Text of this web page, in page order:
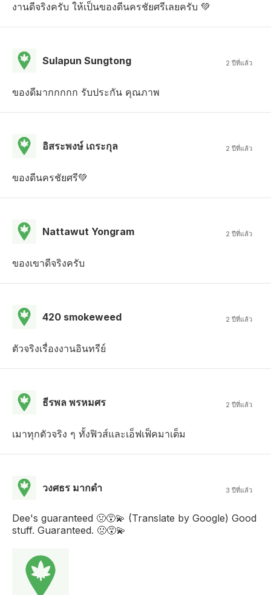
งานดีจริงครับ ให้เป็นของดีนครชัยศรีเลยครับ 💚
Sulapun Sungtong 2 ปีที่แล้ว
ของดีมากกกกก รับประกัน คุณภาพ
อิสระพงษ์ เถระกุล 2 ปีที่แล้ว
ของดีนครชัยศรี💚
Nattawut Yongram 2 ปีที่แล้ว
ของเขาดีจริงครับ
420 smokeweed 2 ปีที่แล้ว
ตัวจริงเรื่องงานอินทรีย์
ธีรพล พรหมศร 2 ปีที่แล้ว
เมาทุกตัวจริง ๆ ทั้งฟิวส์และเอ็ฟเฟ็คมาเต็ม
วงศธร มากดํา 3 ปีที่แล้ว
Dee's guaranteed 🤢😵‍💫 (Translate by Google) Good
stuff. Guaranteed. 🤢😵‍💫